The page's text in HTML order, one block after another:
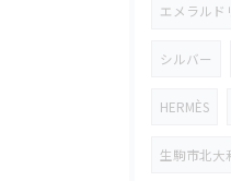
エメラルド
シルバー
HERMÈS
生駒市北大